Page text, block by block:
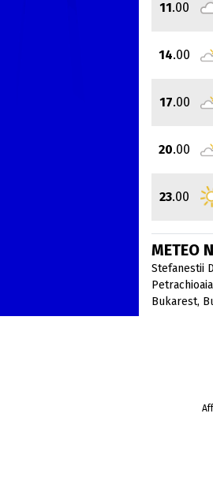
11.00
14.00
17.00
20.00
23.00
METEO
Stefanestii
Petrachioaia
Bukarest,